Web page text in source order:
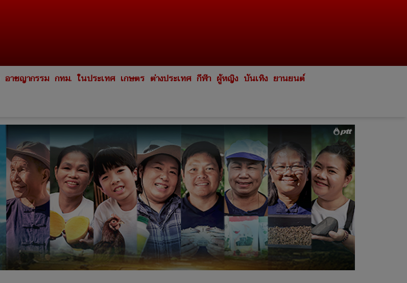
อาชญากรรม กทม. ในประเทศ เกษตร ต่างประเทศ กีฬา ผู้หญิง บันเทิง ยานยนต์